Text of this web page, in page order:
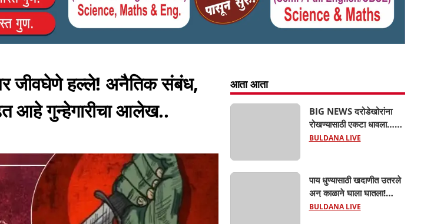
जीवघेणे हल्ले! अनैतिक संबंध,
आहे गुन्हेगारीचा आलेख..
आता आता
BIG NEWS दरोडेखोरांना
रोखण्यासाठी एकटा धावला…
पण टोळीने घेरलं! काठी-चाकूचे
BULDANA LIVE
पाय धुण्यासाठी खदाणीत उतरले
अन् काळाने घाला घातला!
देऊळगाव माळीजवळ दोन
BULDANA LIVE